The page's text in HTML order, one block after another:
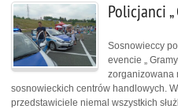
Policjanci
Sosnowieccy
evencie „
zorganizowana
sosnowieckich centrów handlowych.
przedstawiciele niemal wszystkich